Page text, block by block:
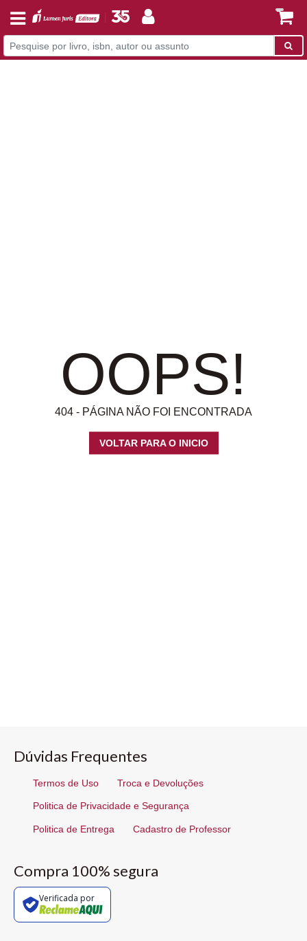
OOPS!
404 - PÁGINA NÃO FOI ENCONTRADA
VOLTAR PARA O INICIO
Dúvidas Frequentes
Termos de Uso Troca e Devoluções
Politica de Privacidade e Segurança
Politica de Entrega Cadastro de Professor
Compra 100% segura
Verificada por